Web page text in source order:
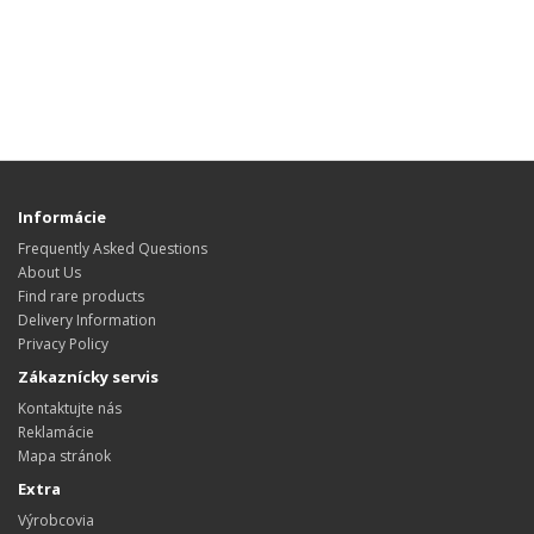
Informácie
Frequently Asked Questions
About Us
Find rare products
Delivery Information
Privacy Policy
Zákaznícky servis
Kontaktujte nás
Reklamácie
Mapa stránok
Extra
Výrobcovia